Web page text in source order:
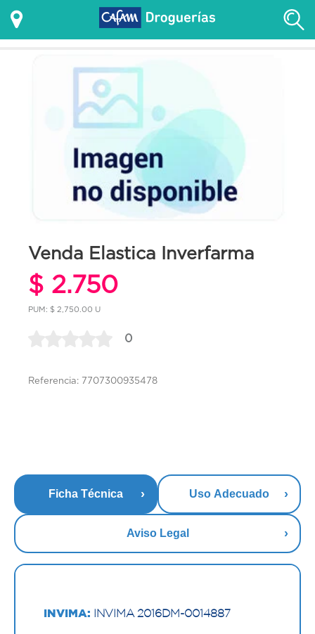
Venda Elastica Inverfarma
$ 2.750
PUM: $ 2,750.00 U
0
Referencia: 7707300935478
Ficha Técnica Uso Adecuado
Aviso Legal
INVIMA: INVIMA 2016DM-0014887